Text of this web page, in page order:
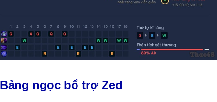
Bảng ngọc bổ trợ Zed